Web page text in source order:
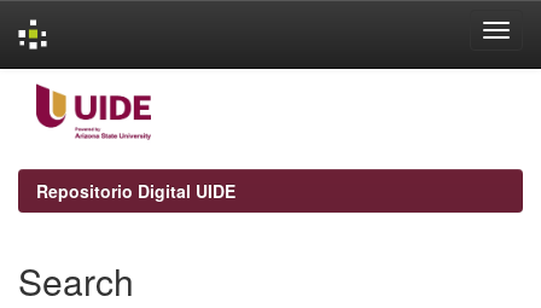
navigation
Repositorio Digital UIDE
Search